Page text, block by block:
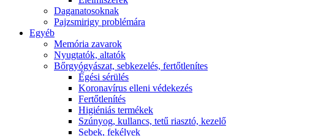
Daganatosoknak
Pajzsmirigy problémára
Egyéb
Memória zavarok
Nyugtatók, altatók
Bőrgyógyászat, sebkezelés, fertőtlenítes
É́gési sérülés
Koronavírus elleni védekezés
Fertőtlenítés
Higiéniás termékek
Szúnyog, kullancs, tetű riasztó, kezelő
Sebek, fekélyek